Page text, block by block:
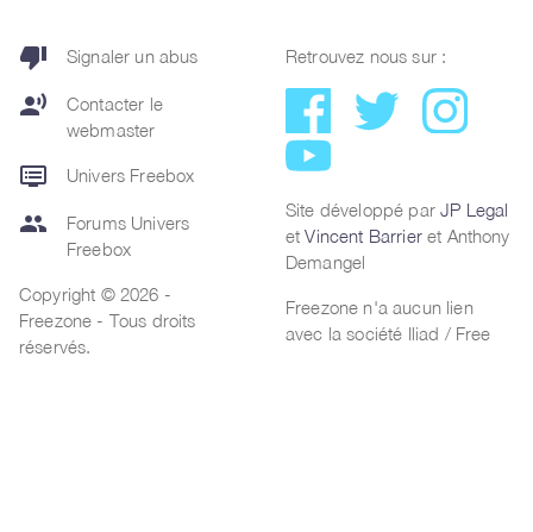
thumb_down Signaler un abus
record_voice_over
Contacter le
webmaster
dvr Univers Freebox
group
Forums Univers
Freebox
Copyright © 2026 -
Freezone - Tous droits
réservés.
Retrouvez nous sur :
Site développé parJP Legal
etVincent Barrieret Anthony
Demangel
Freezone n'a aucun lien
avec la société Iliad / Free